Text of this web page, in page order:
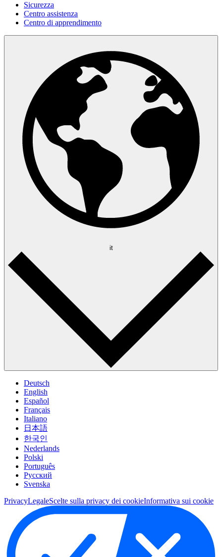
Sicurezza
Centro assistenza
Centro di apprendimento
it
Deutsch
English
Español
Français
Italiano
日本語
한국인
Nederlands
Polski
Português
Pусский
Svenska
PrivacyLegaleScelte sulla privacy dei cookieInformativa sui cookie